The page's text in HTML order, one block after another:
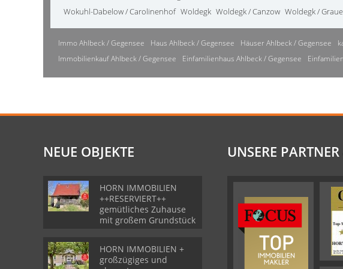
Wokuhl-Dabelow / Carolinenhof Woldegk Woldegk / Canzow Woldegk /
Immo Ahlbeck / Gegensee Haus Ahlbeck / Gegensee Häuser Ahlbeck / Gegensee
Immobilienkauf Ahlbeck / Gegensee
Einfamilienhaus Ahlbeck / Gegensee
NEUE OBJEKTE
HORN IMMOBILIEN
++RESERVIERT++
gemütliches Zuhause
mit großem Grundstück
HORN IMMOBILIEN +
großzügiges und
UNSERE